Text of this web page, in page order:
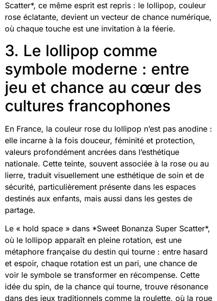
Scatter*, ce même esprit est repris : le lollipop, couleur
rose éclatante, devient un vecteur de chance numérique,
où chaque touche est une invitation à la féerie.
3. Le lollipop comme
symbole moderne : entre
jeu et chance au cœur des
cultures francophones
En France, la couleur rose du lollipop n’est pas anodine :
elle incarne à la fois douceur, féminité et protection,
valeurs profondément ancrées dans l’esthétique
nationale. Cette teinte, souvent associée à la rose ou au
lierre, traduit visuellement une esthétique de soin et de
sécurité, particulièrement présente dans les espaces
destinés aux enfants, mais aussi dans les gestes de
partage.
Le « hold space » dans *Sweet Bonanza Super Scatter*,
où le lollipop apparaît en pleine rotation, est une
métaphore française du destin qui tourne : entre hasard
et espoir, chaque rotation est un pari, une chance de
voir le symbole se transformer en récompense. Cette
idée du spin, de la chance qui tourne, trouve résonance
dans des jeux traditionnels comme la roulette, où la roue